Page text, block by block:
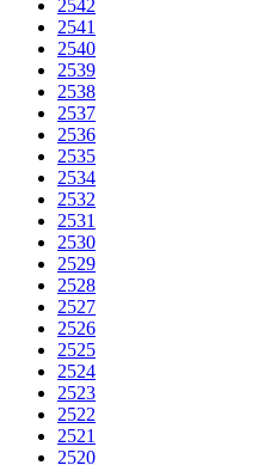
2542
2541
2540
2539
2538
2537
2536
2535
2534
2532
2531
2530
2529
2528
2527
2526
2525
2524
2523
2522
2521
2520